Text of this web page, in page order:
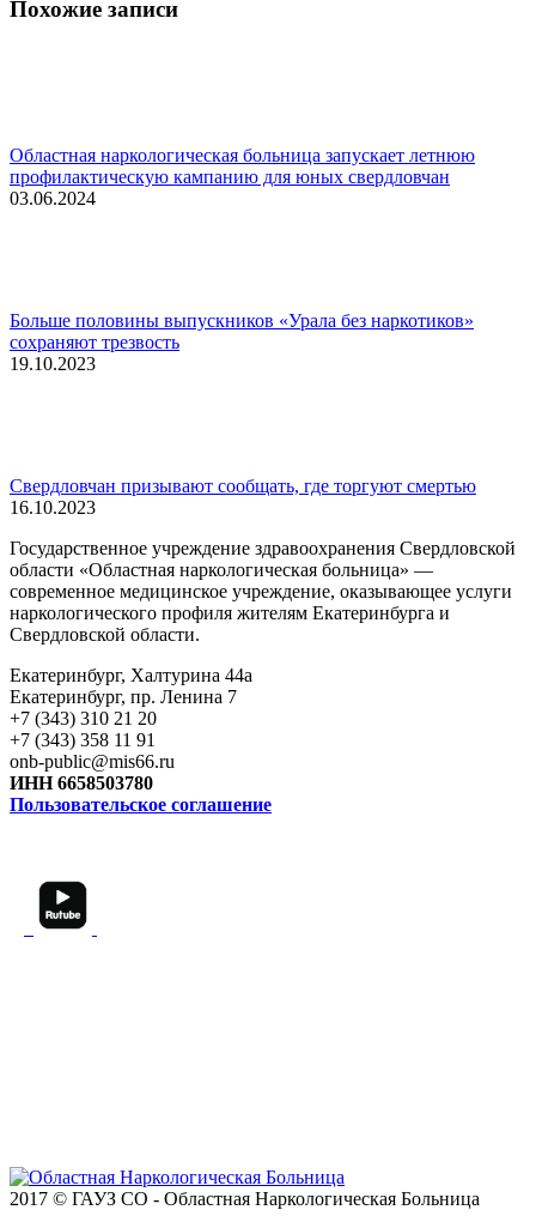
Похожие записи
Областная наркологическая больница запускает летнюю
профилактическую кампанию для юных свердловчан
03.06.2024
Больше половины выпускников «Урала без наркотиков»
сохраняют трезвость
19.10.2023
Свердловчан призывают сообщать, где торгуют смертью
16.10.2023
Государственное учреждение здравоохранения Свердловской
области «Областная наркологическая больница» —
современное медицинское учреждение, оказывающее услуги
наркологического профиля жителям Екатеринбурга и
Свердловской области.
Екатеринбург, Халтурина 44а
Екатеринбург, пр. Ленина 7
+7 (343) 310 21 20
+7 (343) 358 11 91
onb-public@mis66.ru
ИНН 6658503780
Пользовательское соглашение
2017 © ГАУЗ СО - Областная Наркологическая Больница